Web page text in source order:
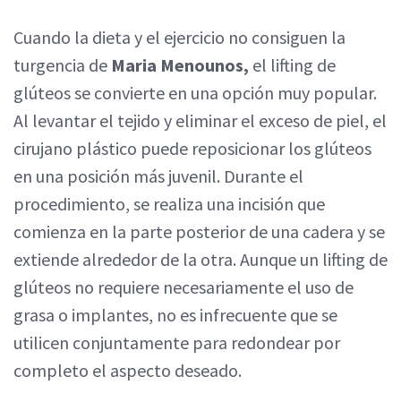
Cuando la dieta y el ejercicio no consiguen la
turgencia de Maria Menounos, el lifting de
glúteos se convierte en una opción muy popular.
Al levantar el tejido y eliminar el exceso de piel, el
cirujano plástico puede reposicionar los glúteos
en una posición más juvenil. Durante el
procedimiento, se realiza una incisión que
comienza en la parte posterior de una cadera y se
extiende alrededor de la otra. Aunque un lifting de
glúteos no requiere necesariamente el uso de
grasa o implantes, no es infrecuente que se
utilicen conjuntamente para redondear por
completo el aspecto deseado.